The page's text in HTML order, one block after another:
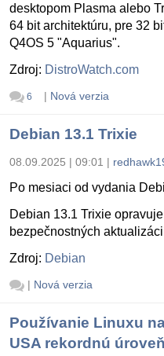
desktopom Plasma alebo
64 bit architektúru, pre 32
Q4OS 5 "Aquarius".
Zdroj: DistroWatch.com
6 | Nová verzia
Debian 13.1 Trixie
08.09.2025 | 09:01 |
Po mesiaci od vydania
Debian 13.1 Trixie
bezpečnostných
Zdroj: Debian
| Nová verzia
Používanie Linuxu
USA rekordnú